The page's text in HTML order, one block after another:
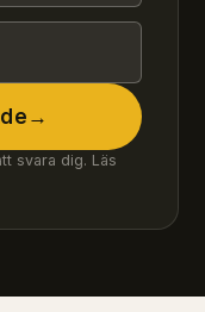
→
svara dig. Läs